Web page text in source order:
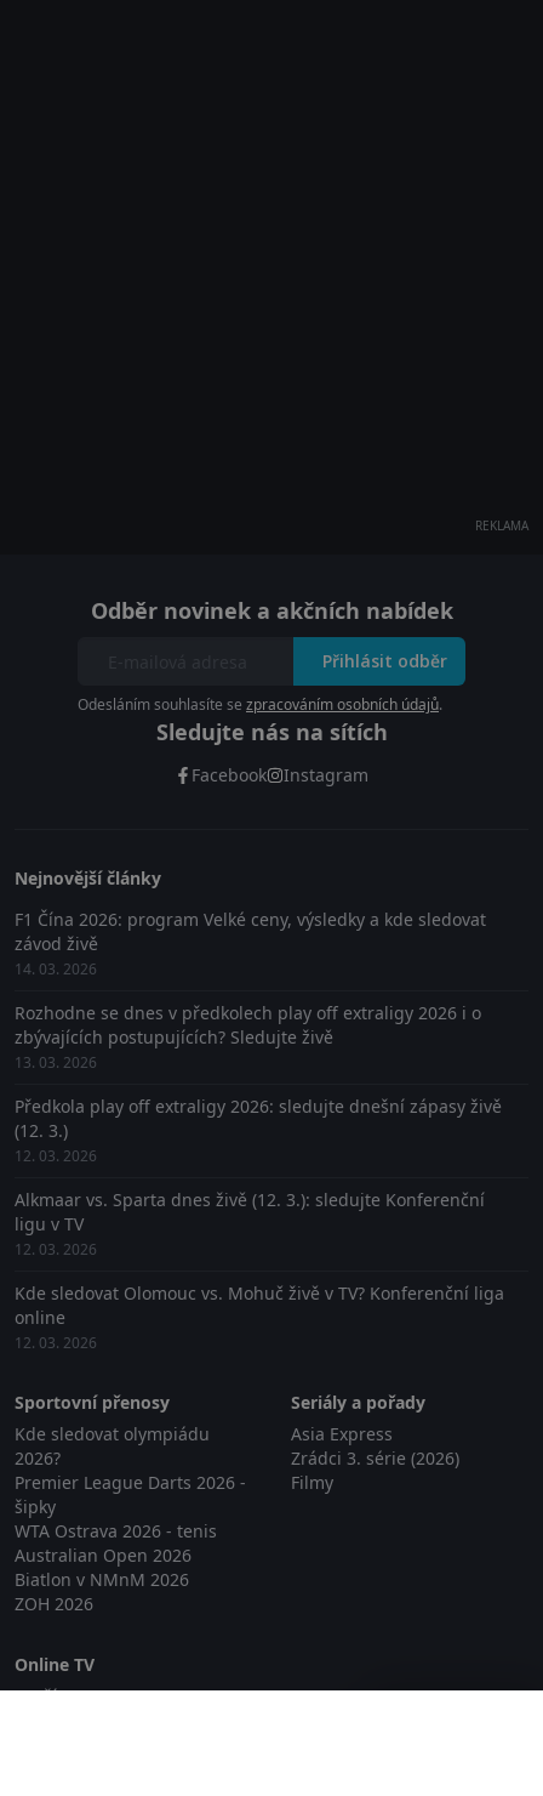
REKLAMA
Odběr novinek a akčních nabídek
Přihlásit odběr
Odesláním souhlasíte se zpracováním osobních údajů.
Sledujte nás na sítích
Facebook Instagram
Nejnovější články
F1 Čína 2026: program Velké ceny, výsledky a kde sledovat
závod živě
14. 03. 2026
Rozhodne se dnes v předkolech play off extraligy 2026 i o
zbývajících postupujících? Sledujte živě
13. 03. 2026
Předkola play off extraligy 2026: sledujte dnešní zápasy živě
(12. 3.)
12. 03. 2026
Alkmaar vs. Sparta dnes živě (12. 3.): sledujte Konferenční
ligu v TV
12. 03. 2026
Kde sledovat Olomouc vs. Mohuč živě v TV? Konferenční liga
online
12. 03. 2026
Sportovní přenosy
Kde sledovat olympiádu
2026?
Premier League Darts 2026 -
šipky
WTA Ostrava 2026 - tenis
Australian Open 2026
Biatlon v NMnM 2026
ZOH 2026
Seriály a pořady
Asia Express
Zrádci 3. série (2026)
Filmy
Online TV
Lepší.TV